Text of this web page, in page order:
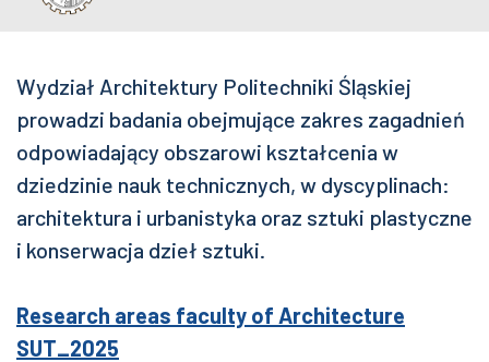
Wydział Architektury Politechniki Śląskiej
prowadzi badania obejmujące zakres zagadnień
odpowiadający obszarowi kształcenia w
dziedzinie nauk technicznych, w dyscyplinach:
architektura i urbanistyka oraz sztuki plastyczne
i konserwacja dzieł sztuki.
Research areas faculty of Architecture
SUT_2025